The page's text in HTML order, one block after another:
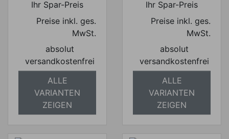
Ihr Spar-Preis
Preise inkl. ges.
MwSt.
absolut
versandkostenfrei
ALLE
VARIANTEN
ZEIGEN
Ihr Spar-Preis
Preise inkl. ges.
MwSt.
absolut
versandkostenfrei
ALLE
VARIANTEN
ZEIGEN